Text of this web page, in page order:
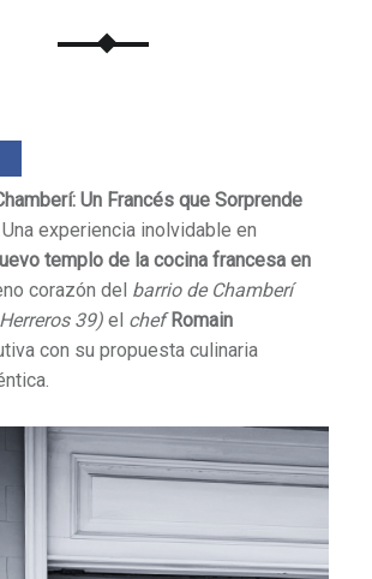
Un Francés que Sorprende
Una experiencia inolvidable en
templo de la cocina francesa en
corazón del barrio de Chamberí
39)el chef Romain
con su propuesta culinaria